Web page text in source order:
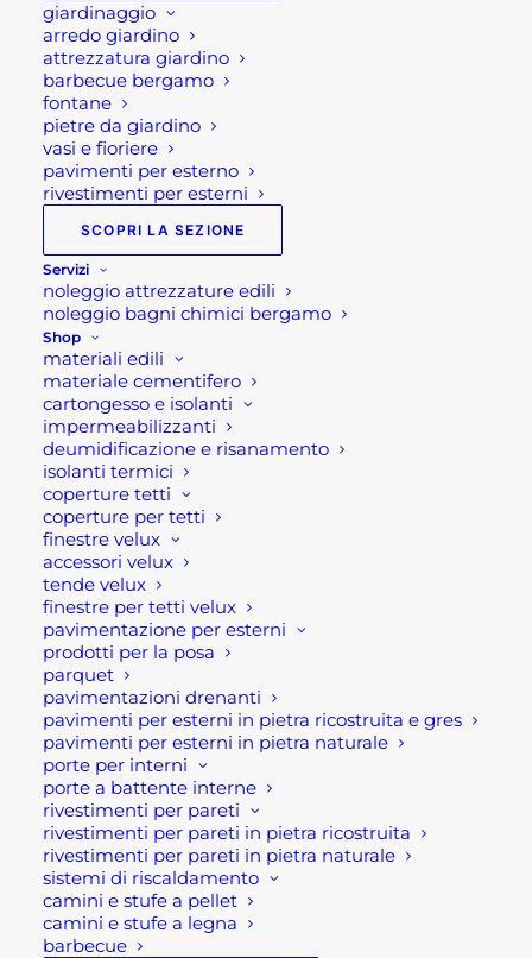
giardinaggio
arredo giardino
attrezzatura giardino
barbecue bergamo
fontane
pietre da giardino
vasi e fioriere
pavimenti per esterno
rivestimenti per esterni
SCOPRI LA SEZIONE
Servizi
noleggio attrezzature edili
noleggio bagni chimici bergamo
Shop
materiali edili
materiale cementifero
cartongesso e isolanti
impermeabilizzanti
deumidificazione e risanamento
isolanti termici
coperture tetti
coperture per tetti
finestre velux
accessori velux
tende velux
finestre per tetti velux
pavimentazione per esterni
prodotti per la posa
parquet
pavimentazioni drenanti
pavimenti per esterni in pietra ricostruita e gres
pavimenti per esterni in pietra naturale
porte per interni
porte a battente interne
rivestimenti per pareti
rivestimenti per pareti in pietra ricostruita
rivestimenti per pareti in pietra naturale
sistemi di riscaldamento
camini e stufe a pellet
camini e stufe a legna
barbecue
FIORIERE IN PIETRA
NATURALE
140,00€ - 200,00
Fioriere in pietra
naturale
Fioriere da esterno (o per esterno) o da balcone in
pietra naturale. Questo modello di fioriera da
esterno in pietra naturale è un modello ideale per
tutti coloro che devo completare il loro
giardino. Infatti queste fioriere sono robuste e
resistenti alle intemperie, poichè in granito.
Soprattutto sono perfette per abbellire e decorare
giardini, balconi o terrazze. Infatti, la bellezza della
pietra naturale è indiscutibile con le sue rustiche e
imperfette linee, si possono posizionare le fioriere
per esterno in ogni luogo.
Inoltre, questa fioriera in pietra è composta in
pietra naturale granito, resistente agli agenti
atmosferici e durevole nel tempo.
Infine, questa fioriera per esterno e giardino è
disponibile in due misure: 40x40x26 cm e
60x40x26 cm.